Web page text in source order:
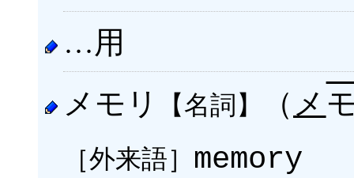
…用
メモリ
【名詞】 （ メ
［外来語］ memory